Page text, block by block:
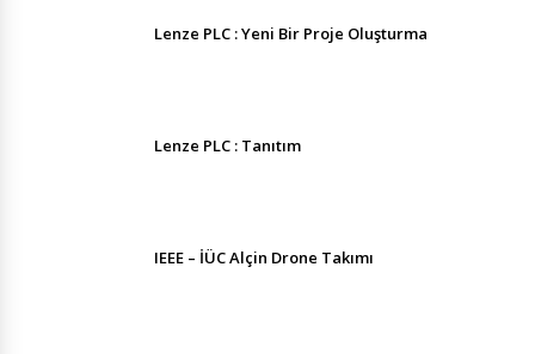
Lenze PLC : Yeni Bir Proje Oluşturma
Lenze PLC : Tanıtım
IEEE – İÜC Alçin Drone Takımı